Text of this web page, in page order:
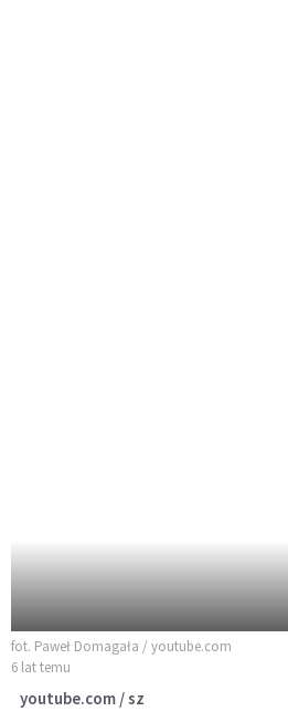
fot. Paweł Domagała / youtube.com
6 lat temu
youtube.com / sz